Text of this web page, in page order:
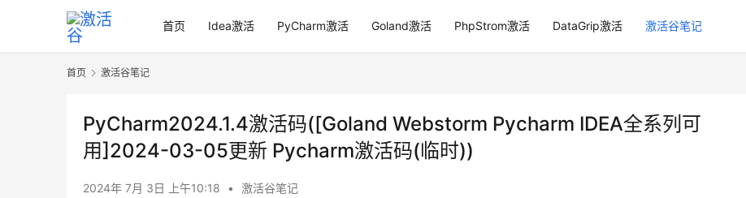
首页 Idea激活 PyCharm激活 Goland激活 PhpStrom激活 DataGrip激活 激活谷笔记
首页 激活谷笔记
PyCharm2024.1.4激活码([Goland Webstorm Pycharm IDEA全系列可
用]2024-03-05更新 Pycharm激活码(临时))
2024年 7月 3日 上午10:18 • 激活谷笔记